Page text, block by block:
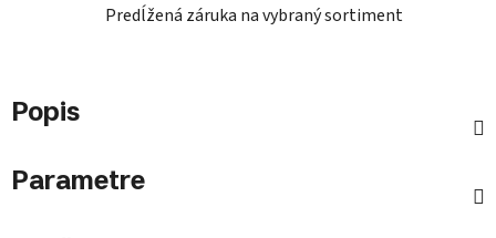
Predĺžená záruka na vybraný sortiment
Popis
Parametre